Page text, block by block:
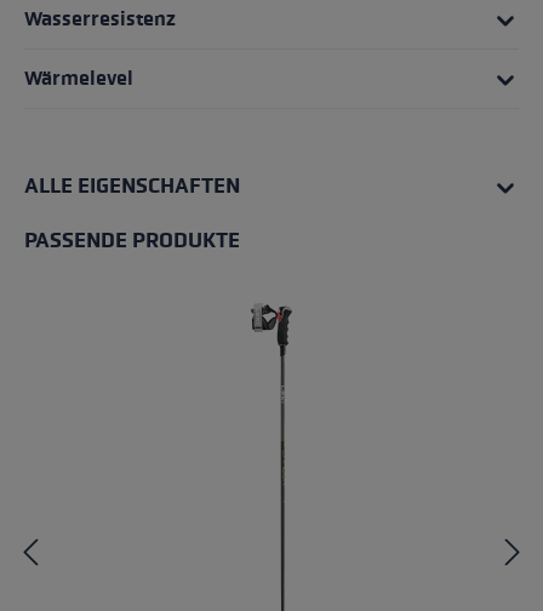
Wasserresistenz
Wärmelevel
ALLE EIGENSCHAFTEN
PASSENDE PRODUKTE